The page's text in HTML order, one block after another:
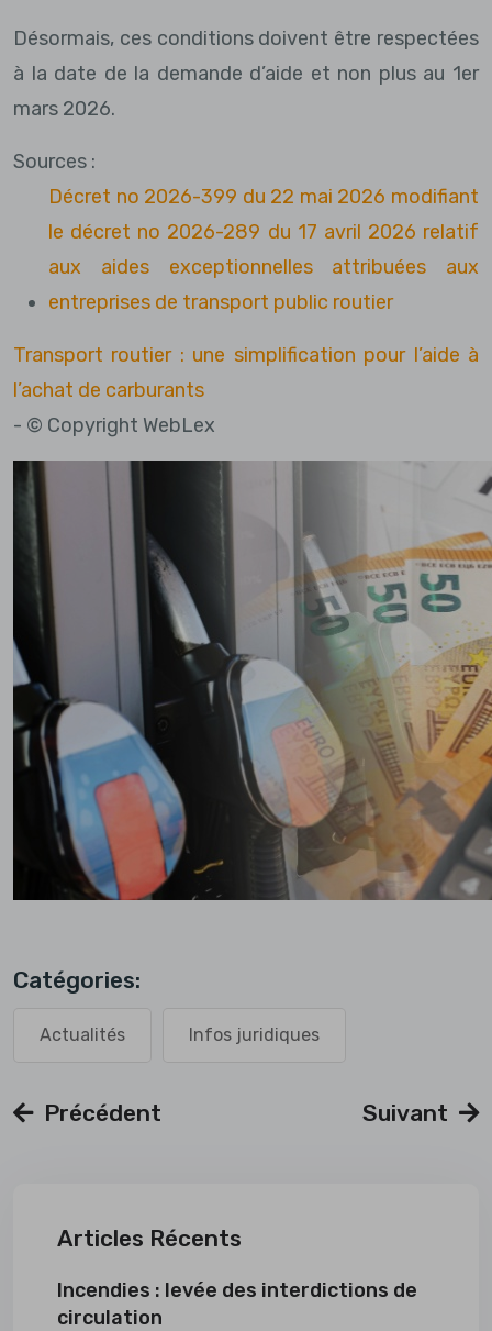
Désormais, ces conditions doivent être respectées
à la date de la demande d’aide et non plus au 1er
mars 2026.
Sources :
Décret no 2026-399 du 22 mai 2026 modifiant
le décret no 2026-289 du 17 avril 2026 relatif
aux aides exceptionnelles attribuées aux
entreprises de transport public routier
Transport routier : une simplification pour l’aide à
l’achat de carburants
- © Copyright WebLex
Catégories:
Actualités Infos juridiques
Précédent Suivant
Articles Récents
Incendies : levée des interdictions de
circulation